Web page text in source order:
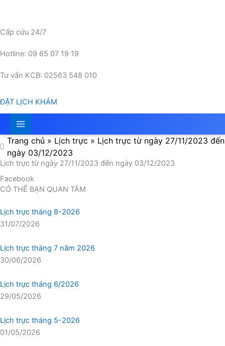
nội
Cấp cứu 24/7
Hotline: 09 65 07 19 19
Tư vấn KCB: 02563 548 010
ĐẶT LỊCH KHÁM
Trang chủ » Lịch trực » Lịch trực từ ngày 27/11/2023 đến
ngày 03/12/2023
Lịch trực từ ngày 27/11/2023 đến ngày 03/12/2023
Facebook
CÓ THỂ BẠN QUAN TÂM
Lịch trực tháng 8-2026
31/07/2026
Lịch trực tháng 7 năm 2026
30/06/2026
Lịch trực tháng 6/2026
29/05/2026
Lịch trực tháng 5-2026
01/05/2026